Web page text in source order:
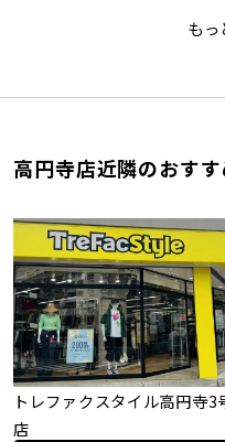
もっ
高円寺店近隣のおす
トレファクスタイル高円寺3
店